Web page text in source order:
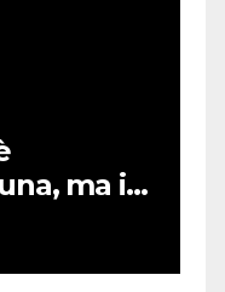
ma i
tutti